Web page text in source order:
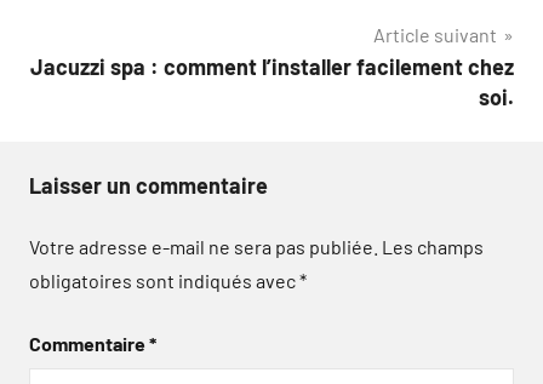
Article suivant
Jacuzzi spa : comment l’installer facilement chez
soi.
Laisser un commentaire
Votre adresse e-mail ne sera pas publiée. Les champs
obligatoires sont indiqués avec*
Commentaire*